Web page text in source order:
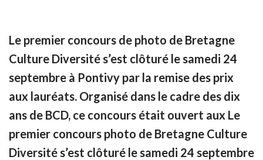
Le premier concours de photo de Bretagne
Culture Diversité s’est clôturé le samedi 24
septembre à Pontivy par la remise des prix
aux lauréats. Organisé dans le cadre des dix
ans de BCD, ce concours était ouvert aux Le
premier concours photo de Bretagne Culture
Diversité s’est clôturé le samedi 24 septembre